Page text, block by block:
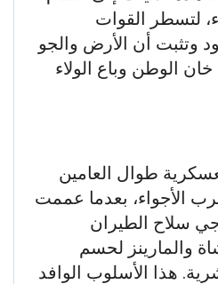
لتسطر القوات
وتثبت أن الأرض والجو
الوطن وباع الولاء
طوال العامين
الأجواء، بعدما عممت
سلاح الطيران
والمارينز لحسم
هذا الأسلوب الوافد